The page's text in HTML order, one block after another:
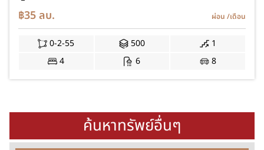
ค้นหาทรัพย์อื่นๆ
เชียงใหม่ IM
฿35ลบ. ผ่อน /เดือน
0-2-55 500
1
4
6 8